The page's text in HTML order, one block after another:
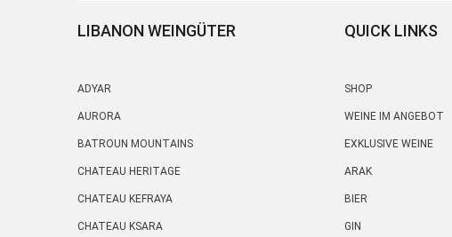
LIBANON WEINGÜTER
ADYAR
AURORA
BATROUN MOUNTAINS
CHATEAU HERITAGE
CHATEAU KEFRAYA
CHATEAU KSARA
QUICK LINKS
SHOP
WEINE IM ANGEBOT
EXKLUSIVE WEINE
ARAK
BIER
GIN